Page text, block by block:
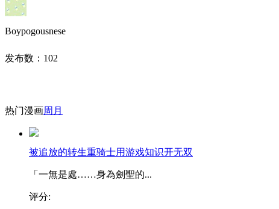
Boypogousnese
发布数： 102
热门漫画周 月
被追放的转生重骑士用游戏知识开无双
「一無是處……身為劍聖的...
评分: